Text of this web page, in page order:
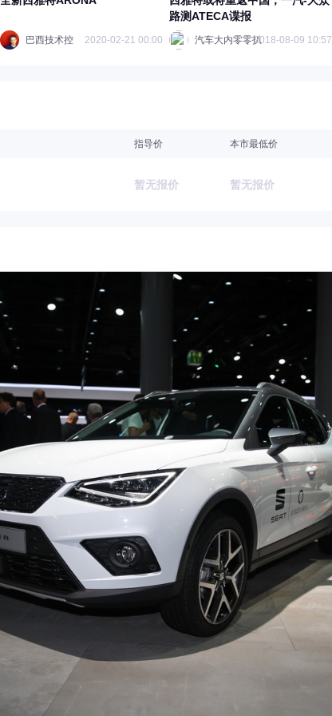
巴西技术控 2020-02-21 00:00
路测ATECA谍报
汽车大内零零扒2018-08-09 10:57
指导价 本市最低价
暂无报价 暂无报价